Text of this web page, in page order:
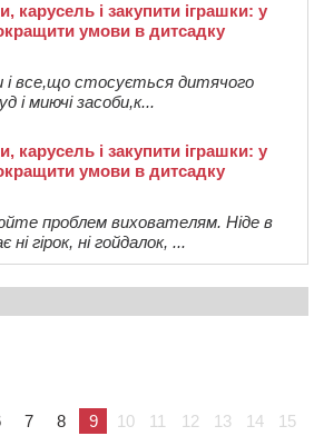
карусель і закупити іграшки: у
умови в дитсадку
і все,що стосується дитячого
і миючі засоби,к...
карусель і закупити іграшки: у
умови в дитсадку
проблем вихователям. Ніде в
гірок, ні гойдалок, ...
7 8 9 10 11 12 13 14
15